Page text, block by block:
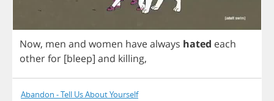
Now, men and women havealways hated each
otherfor [bleep] and killing,
Abandon - Tell Us About Yourself